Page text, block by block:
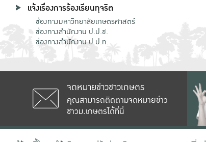
แจ้งเรื่องการร้องเรียนทุจริต
ช่องทางมหาวิทยาลัยเกษตรศาสตร์
ช่องทางสำนักงาน ป.ป.ช.
ช่องทางสำนักงาน ป.ป.ท.
จดหมายข่าวชาวเกษตร
คุณสามารถติดตามจดหมายข่าว
ชาวม.เกษตรได้ที่นี่